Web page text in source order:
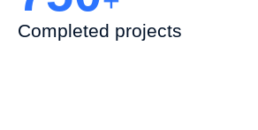
Completed projects